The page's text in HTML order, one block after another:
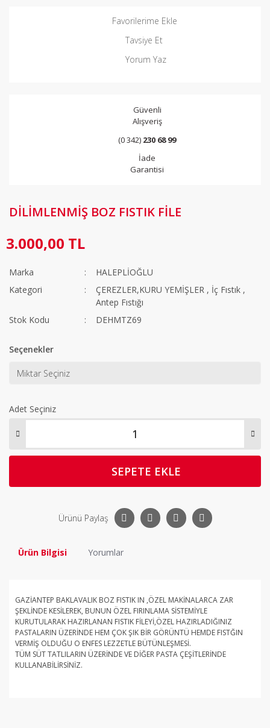
Favorilerime Ekle
Tavsiye Et
Yorum Yaz
Güvenli
Alışveriş
(0 342) 230 68 99
İade
Garantisi
DİLİMLENMİŞ BOZ FISTIK FİLE
3.000,00 TL
Marka
HALEPLİOĞLU
Kategori
ÇEREZLER,KURU YEMİŞLER , İç Fıstık ,
Antep Fıstığı
Stok Kodu
DEHMTZ69
Seçenekler
Adet Seçiniz
SEPETE EKLE
Ürünü Paylaş
Ürün Bilgisi Yorumlar
GAZİANTEP BAKLAVALIK BOZ FISTIK IN ,ÖZEL MAKİNALARCA ZAR
ŞEKLİNDE KESİLEREK, BUNUN ÖZEL FIRINLAMA SİSTEMİYLE
KURUTULARAK HAZIRLANAN FISTIK FİLEYİ,ÖZEL HAZIRLADIĞINIZ
PASTALARIN ÜZERİNDE HEM ÇOK ŞIK BİR GÖRÜNTÜ HEMDE FISTĞIN
VERMİŞ OLDUĞU O ENFES LEZZETLE BÜTÜNLEŞMESİ.
TÜM SÜT TATLILARIN ÜZERİNDE VE DİĞER PASTA ÇEŞİTLERİNDE
KULLANABİLİRSİNİZ.